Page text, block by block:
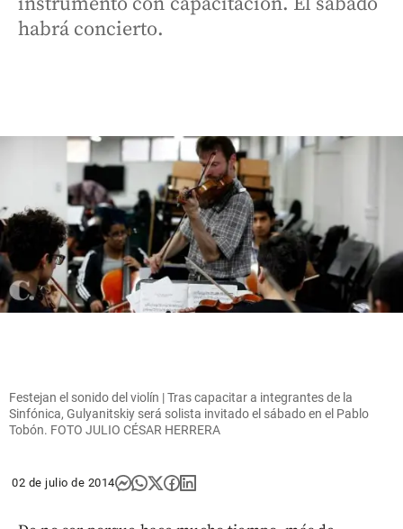
habrá concierto.
Festejan el sonido del violín | Tras capacitar a integrantes de la
Sinfónica, Gulyanitskiy será solista invitado el sábado en el Pablo
Tobón. FOTO JULIO CÉSAR HERRERA
02 de julio de 2014